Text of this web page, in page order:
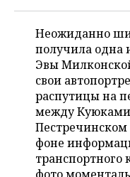
КОМУ
ТОРГОВЫЕ ЦЕНТРЫ
ТАТАРСТАНА
БЮДЖЕТ
АГРОПРОМ
МАШИНОСТРОЕНИЕ
НЕФТЕХИМИЯ
НЕФТЬ
ОПК
НОВОСТИ АВТО
БИЗНЕС
НОВОСТИ БИЗНЕСА
РОЗНИЧНАЯ
ТРАНСПОРТ
ТЕХНОЛОГИИ
НОВОСТИ
МЕРОПРИЯТИЯ
НОВОСТИ
СПОРТ
Неожиданно
получила одна
Эвы
свои
распутицы на
между Куюками
Пестречинском
фоне
транспортного